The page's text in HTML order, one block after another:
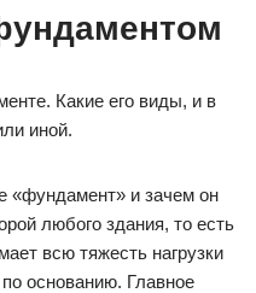
Какие его виды, и в
иной.
«фундамент» и зачем он
любого здания, то есть
всю тяжесть нагрузки
основанию. Главное